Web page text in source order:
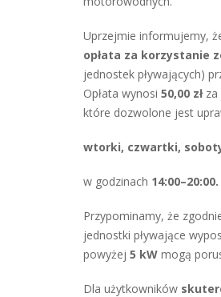
Uprzejmie informujemy,
opłata za korzystanie
jednostek pływających)
Opłata wynosi 50,00 zł
które dozwolone jest
wtorki, czwartki,
w godzinach 14:00–20:00.
Przypominamy, że
jednostki pływające
powyżej 5 kW mogą
Dla użytkowników